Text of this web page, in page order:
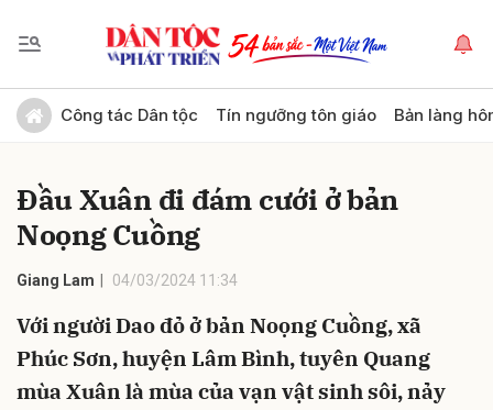
Công tác Dân tộc Tín ngưỡng tôn giáo Bản làng
Đầu Xuân đi đám cưới ở bản
Noọng Cuồng
Giang Lam 04/03/2024 11:34
Với người Dao đỏ ở bản Noọng Cuồng, xã
Phúc Sơn, huyện Lâm Bình, tuyên Quang
mùa Xuân là mùa của vạn vật sinh sôi, nảy
Gửi bình luận
Hủy